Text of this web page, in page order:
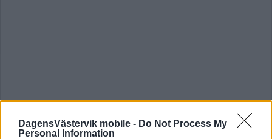
DagensVästervik mobile - Do Not Process My
Personal Information